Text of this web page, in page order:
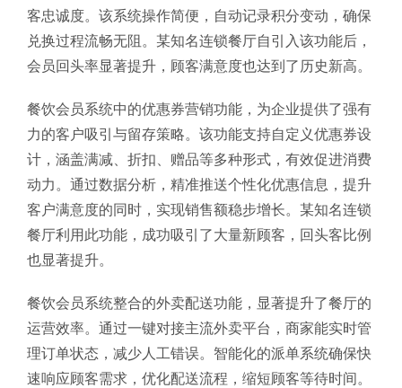
客忠诚度。该系统操作简便，自动记录积分变动，确保
兑换过程流畅无阻。某知名连锁餐厅自引入该功能后，
会员回头率显著提升，顾客满意度也达到了历史新高。
餐饮会员系统中的优惠券营销功能，为企业提供了强有
力的客户吸引与留存策略。该功能支持自定义优惠券设
计，涵盖满减、折扣、赠品等多种形式，有效促进消费
动力。通过数据分析，精准推送个性化优惠信息，提升
客户满意度的同时，实现销售额稳步增长。某知名连锁
餐厅利用此功能，成功吸引了大量新顾客，回头客比例
也显著提升。
餐饮会员系统整合的外卖配送功能，显著提升了餐厅的
运营效率。通过一键对接主流外卖平台，商家能实时管
理订单状态，减少人工错误。智能化的派单系统确保快
速响应顾客需求，优化配送流程，缩短顾客等待时间。